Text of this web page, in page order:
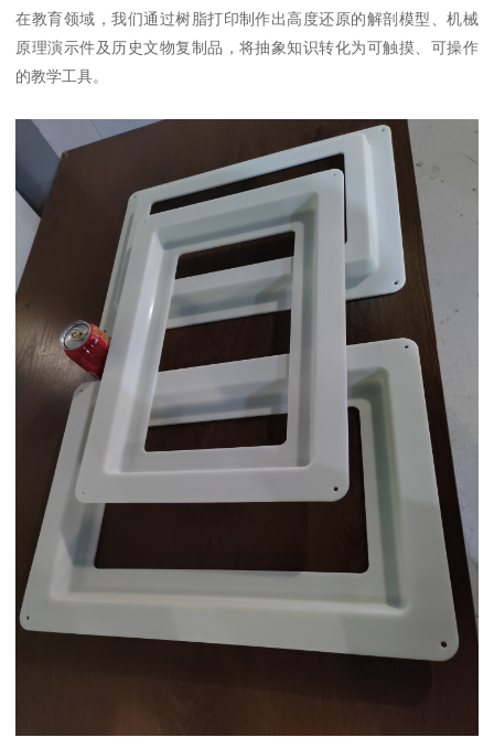
在教育领域，我们通过树脂打印制作出高度还原的解剖模型、机械
原理演示件及历史文物复制品，将抽象知识转化为可触摸、可操作
的教学工具。